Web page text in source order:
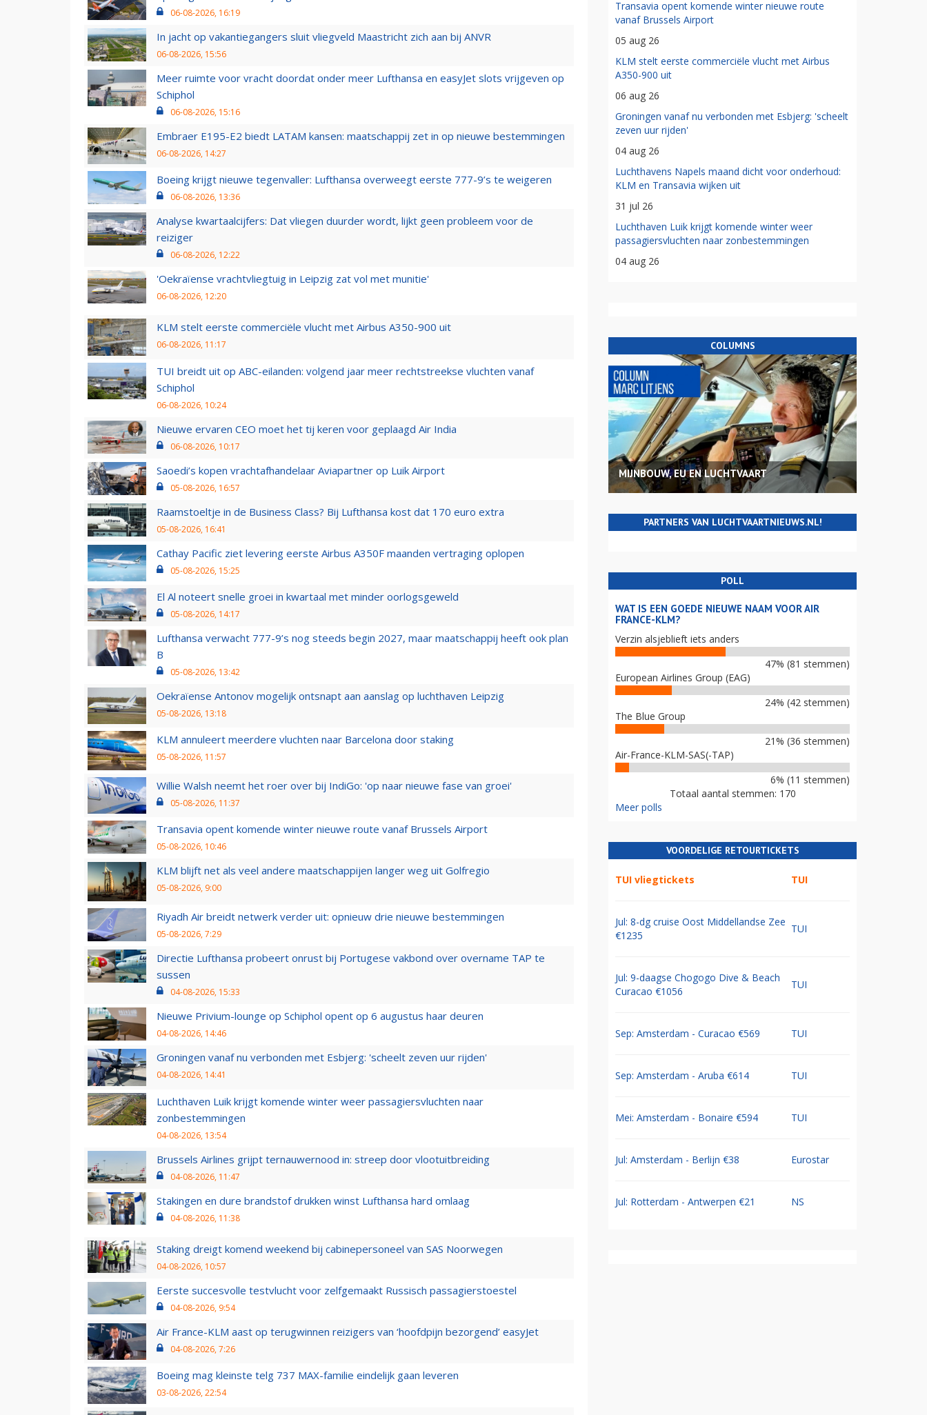
06-08-2026, 16:19
In jacht op vakantiegangers sluit vliegveld Maastricht zich aan bij ANVR
06-08-2026, 15:56
Meer ruimte voor vracht doordat onder meer Lufthansa en easyJet slots vrijgeven op
Schiphol
06-08-2026, 15:16
Embraer E195-E2 biedt LATAM kansen: maatschappij zet in op nieuwe bestemmingen
06-08-2026, 14:27
Boeing krijgt nieuwe tegenvaller: Lufthansa overweegt eerste 777-9’s te weigeren
06-08-2026, 13:36
Analyse kwartaalcijfers: Dat vliegen duurder wordt, lijkt geen probleem voor de
reiziger
06-08-2026, 12:22
'Oekraïense vrachtvliegtuig in Leipzig zat vol met munitie'
06-08-2026, 12:20
KLM stelt eerste commerciële vlucht met Airbus A350-900 uit
06-08-2026, 11:17
TUI breidt uit op ABC-eilanden: volgend jaar meer rechtstreekse vluchten vanaf
Schiphol
06-08-2026, 10:24
Nieuwe ervaren CEO moet het tij keren voor geplaagd Air India
06-08-2026, 10:17
Saoedi’s kopen vrachtafhandelaar Aviapartner op Luik Airport
05-08-2026, 16:57
Raamstoeltje in de Business Class? Bij Lufthansa kost dat 170 euro extra
05-08-2026, 16:41
Cathay Pacific ziet levering eerste Airbus A350F maanden vertraging oplopen
05-08-2026, 15:25
El Al noteert snelle groei in kwartaal met minder oorlogsgeweld
05-08-2026, 14:17
Lufthansa verwacht 777-9’s nog steeds begin 2027, maar maatschappij heeft ook plan
B
05-08-2026, 13:42
Oekraïense Antonov mogelijk ontsnapt aan aanslag op luchthaven Leipzig
05-08-2026, 13:18
KLM annuleert meerdere vluchten naar Barcelona door staking
05-08-2026, 11:57
Willie Walsh neemt het roer over bij IndiGo: 'op naar nieuwe fase van groei'
05-08-2026, 11:37
Transavia opent komende winter nieuwe route vanaf Brussels Airport
05-08-2026, 10:46
KLM blijft net als veel andere maatschappijen langer weg uit Golfregio
05-08-2026, 9:00
Riyadh Air breidt netwerk verder uit: opnieuw drie nieuwe bestemmingen
05-08-2026, 7:29
Directie Lufthansa probeert onrust bij Portugese vakbond over overname TAP te
sussen
04-08-2026, 15:33
Nieuwe Privium-lounge op Schiphol opent op 6 augustus haar deuren
04-08-2026, 14:46
Groningen vanaf nu verbonden met Esbjerg: 'scheelt zeven uur rijden'
04-08-2026, 14:41
Luchthaven Luik krijgt komende winter weer passagiersvluchten naar
zonbestemmingen
04-08-2026, 13:54
Brussels Airlines grijpt ternauwernood in: streep door vlootuitbreiding
04-08-2026, 11:47
Stakingen en dure brandstof drukken winst Lufthansa hard omlaag
04-08-2026, 11:38
Staking dreigt komend weekend bij cabinepersoneel van SAS Noorwegen
04-08-2026, 10:57
Eerste succesvolle testvlucht voor zelfgemaakt Russisch passagierstoestel
04-08-2026, 9:54
Air France-KLM aast op terugwinnen reizigers van ‘hoofdpijn bezorgend’ easyJet
04-08-2026, 7:26
Boeing mag kleinste telg 737 MAX-familie eindelijk gaan leveren
03-08-2026, 22:54
Transavia opent komende winter nieuwe route
vanaf Brussels Airport
05 aug 26
KLM stelt eerste commerciële vlucht met Airbus
A350-900 uit
06 aug 26
Groningen vanaf nu verbonden met Esbjerg: 'scheelt
zeven uur rijden'
04 aug 26
Luchthavens Napels maand dicht voor onderhoud:
KLM en Transavia wijken uit
31 jul 26
Luchthaven Luik krijgt komende winter weer
passagiersvluchten naar zonbestemmingen
04 aug 26
COLUMNS
MIJNBOUW, EU EN LUCHTVAART
PARTNERS VAN LUCHTVAARTNIEUWS.NL!
POLL
WAT IS EEN GOEDE NIEUWE NAAM VOOR AIR
FRANCE-KLM?
Verzin alsjeblieft iets anders
47% (81 stemmen)
European Airlines Group (EAG)
24% (42 stemmen)
The Blue Group
21% (36 stemmen)
Air-France-KLM-SAS(-TAP)
6% (11 stemmen)
Totaal aantal stemmen: 170
Meer polls
VOORDELIGE RETOURTICKETS
TUI vliegtickets TUI
Jul: 8-dg cruise Oost Middellandse Zee
€1235
TUI
Jul: 9-daagse Chogogo Dive & Beach
Curacao €1056
TUI
Sep: Amsterdam - Curacao €569 TUI
Sep: Amsterdam - Aruba €614 TUI
Mei: Amsterdam - Bonaire €594 TUI
Jul: Amsterdam - Berlijn €38 Eurostar
Jul: Rotterdam - Antwerpen €21 NS